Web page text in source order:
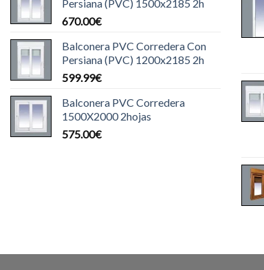
Persiana (PVC) 1500x2185 2h
670.00€
Balconera PVC Corredera Con
Persiana (PVC) 1200x2185 2h
599.99€
Balconera PVC Corredera
1500X2000 2hojas
575.00€